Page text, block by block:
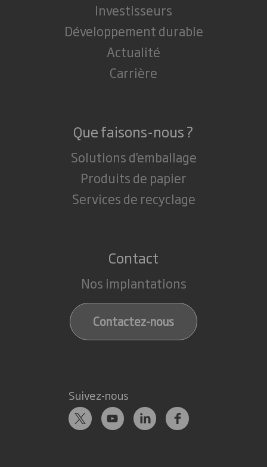
Investisseurs
Développement durable
Actualité
Carrière
Que faisons-nous ?
Solutions d'emballage
Produits de papier
Services de recyclage
Contact
Nos implantations
Contactez-nous
Suivez-nous